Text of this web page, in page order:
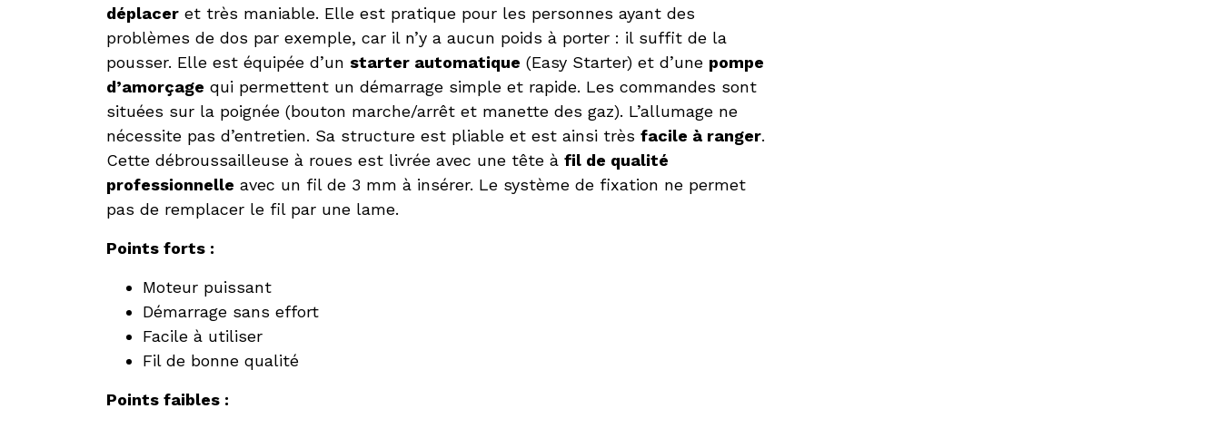
déplacer et très maniable. Elle est pratique pour les personnes ayant des
problèmes de dos par exemple, car il n’y a aucun poids à porter : il suffit de la
pousser. Elle est équipée d’un starter automatique (Easy Starter) et d’une pompe
d’amorçage qui permettent un démarrage simple et rapide. Les commandes sont
situées sur la poignée (bouton marche/arrêt et manette des gaz). L’allumage ne
nécessite pas d’entretien. Sa structure est pliable et est ainsi très facile à ranger.
Cette débroussailleuse à roues est livrée avec une tête à fil de qualité
professionnelle avec un fil de 3 mm à insérer. Le système de fixation ne permet
pas de remplacer le fil par une lame.
Points forts :
Moteur puissant
Démarrage sans effort
Facile à utiliser
Fil de bonne qualité
Points faibles :